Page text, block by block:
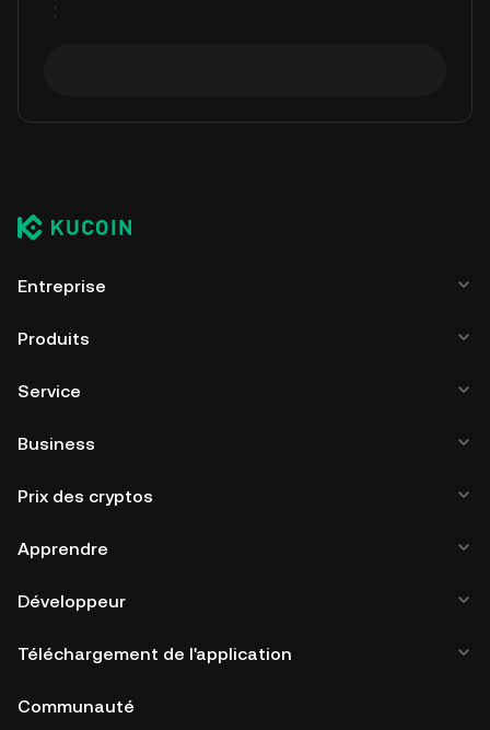
Entreprise
Produits
Service
Business
Prix des cryptos
Apprendre
Développeur
Téléchargement de l'application
Communauté